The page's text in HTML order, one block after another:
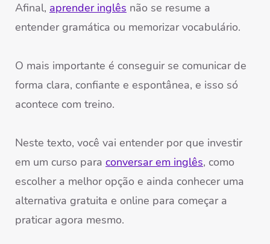
Afinal, aprender inglês não se resume a
entender gramática ou memorizar vocabulário.
O mais importante é conseguir se comunicar de
forma clara, confiante e espontânea, e isso só
acontece com treino.
Neste texto, você vai entender por que investir
em um curso para conversar em inglês, como
escolher a melhor opção e ainda conhecer uma
alternativa gratuita e online para começar a
praticar agora mesmo.